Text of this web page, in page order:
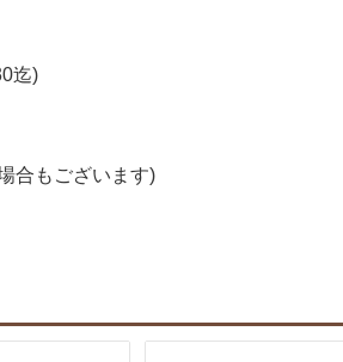
迄)
合もございます)